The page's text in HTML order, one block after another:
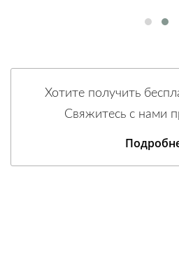
Хотите получить
Свяжитесь с нами